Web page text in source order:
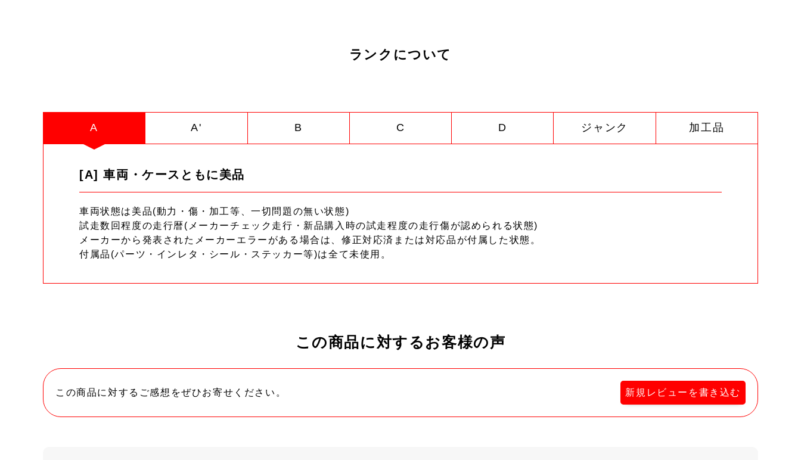
ランクについて
A A' B C D ジャンク 加工品
[A] 車両・ケースともに美品
車両状態は美品(動力・傷・加工等、一切問題の無い状態)
試走数回程度の走行暦(メーカーチェック走行・新品購入時の試走程度の走行傷が認められる状態)
メーカーから発表されたメーカーエラーがある場合は、修正対応済または対応品が付属した状態。
付属品(パーツ・インレタ・シール・ステッカー等)は全て未使用。
この商品に対するお客様の声
この商品に対するご感想をぜひお寄せください。 新規レビューを書き込む